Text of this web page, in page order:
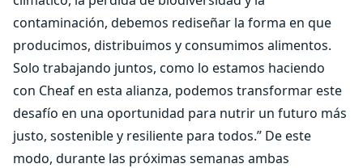
contaminación, debemos rediseñar la forma en que
producimos, distribuimos y consumimos alimentos.
Solo trabajando juntos, como lo estamos haciendo
con Cheaf en esta alianza, podemos transformar este
desafío en una oportunidad para nutrir un futuro más
justo, sostenible y resiliente para todos.” De este
modo, durante las próximas semanas ambas